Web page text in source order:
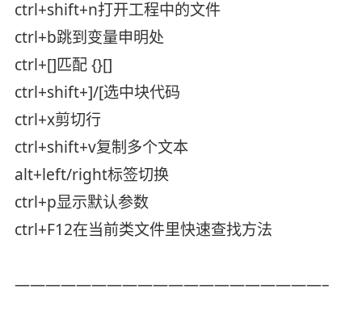
ctrl+shift+n打开工程中的文件
ctrl+b跳到变量申明处
ctrl+[]匹配 {}[]
ctrl+shift+]/[选中块代码
ctrl+x剪切行
ctrl+shift+v复制多个文本
alt+left/right标签切换
ctrl+p显示默认参数
ctrl+F12在当前类文件里快速查找方法
————————————————————–